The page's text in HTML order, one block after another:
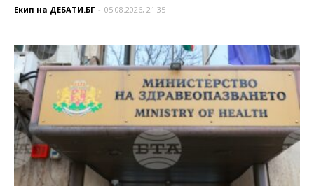
Екип на ДЕБАТИ.БГ - 05.08.2026, 21:35